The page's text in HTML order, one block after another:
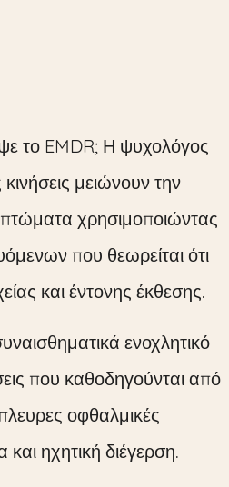
το EMDR; Η ψυχολόγος
μειώνουν την
χρησιμοποιώντας
που θεωρείται ότι
και έντονης έκθεσης.
ενοχλητικό
που καθοδηγούνται από
οφθαλμικές
ηχητική διέγερση.